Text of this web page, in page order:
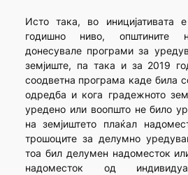
Исто така, во иницијативaта
годишно ниво, општините
донесувале програми за
земјиште, па така и за 2019
соодветна програма каде била
одредба и кога градежното
уредено или воопшто не било
на земјиштето плаќал
трошоците за делумно
тоа бил делумен надоместок
надоместок од